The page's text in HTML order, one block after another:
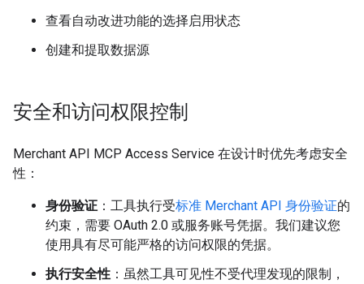
查看自动改进功能的选择启用状态
创建和提取数据源
安全和访问权限控制
Merchant API MCP Access Service 在设计时优先考虑安全
性：
身份验证 ：工具执行受标准 Merchant API 身份验证的
约束，需要 OAuth 2.0 或服务账号凭据。我们建议您
使用具有尽可能严格的访问权限的凭据。
执行安全性 ：虽然工具可见性不受代理发现的限制，